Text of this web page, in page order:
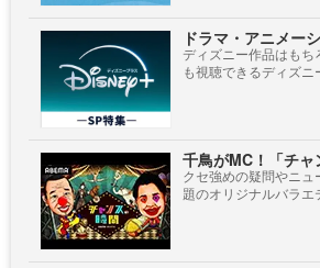
ドラマ・アニメー
ディズニー作品はも
も視聴できるディズ
千鳥がMC！「チャ
クセ強めの疑問やニ
題のオリジナルバラエ